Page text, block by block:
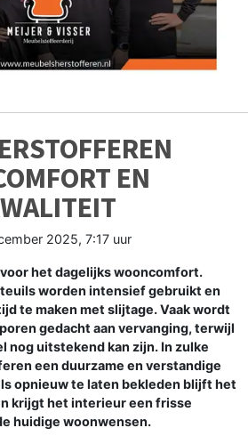
EN
2025, 7:17 uur
het dagelijks wooncomfort.
worden intensief gebruikt en
te maken met slijtage. Vaak wordt
gedacht aan vervanging, terwijl
nog uitstekend kan zijn. In zulke
een duurzame en verstandige
opnieuw te laten bekleden blijft het
krijgt het interieur een frisse
huidige woonwensen.